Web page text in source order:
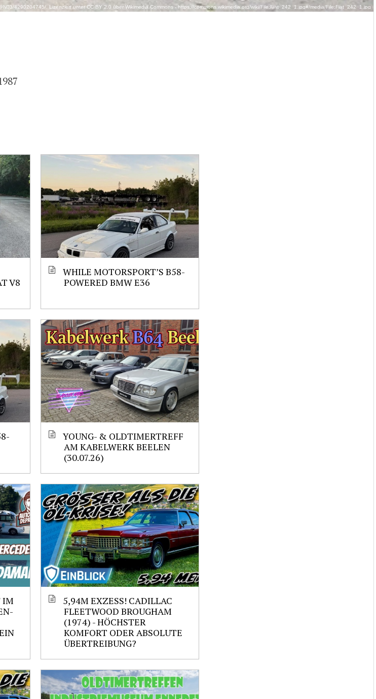
4290204745/. Lizenziert unter CC BY 2.0 über Wikimedia Commons - https://commons.wikimedia.org/wiki/File:Fiat_242_1.jpg#/media/File:Fiat_242_1.jpg
V8
WHILE MOTORSPORT’S B58-
POWERED BMW E36
YOUNG- & OLDTIMERTREFF
AM KABELWERK BEELEN
(30.07.26)
IM
5,94M EXZESS! CADILLAC
FLEETWOOD BROUGHAM
(1974) - HÖCHSTER
KOMFORT ODER ABSOLUTE
ÜBERTREIBUNG?